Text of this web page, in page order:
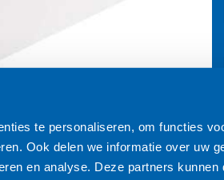
te personaliseren, om functies
Ook delen we informatie over uw
en analyse. Deze partners kunnen